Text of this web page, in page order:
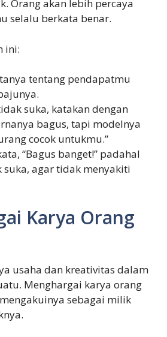
Orang akan lebih percaya
selalu berkata benar.
ini:
tentang pendapatmu
suka, katakan dengan
bagus, tapi modelnya
cocok untukmu.”
“Bagus banget!” padahal
suka, agar tidak menyakiti
Karya Orang
usaha dan kreativitas dalam
Menghargai karya orang
sebagai milik